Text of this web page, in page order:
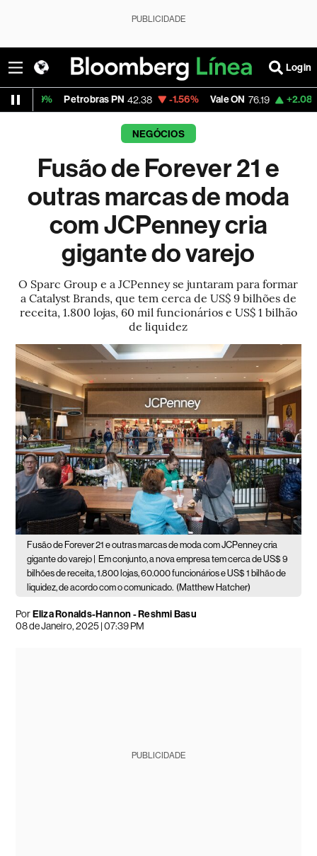
PUBLICIDADE
Login
Petrobras PN 42.38 -1.56% Vale ON 76.19 +2.08% Itaú
NEGÓCIOS
Fusão de Forever 21 e
outras marcas de moda
com JCPenney cria
gigante do varejo
O Sparc Group e a JCPenney se juntaram para formar
a Catalyst Brands, que tem cerca de US$ 9 bilhões de
receita, 1.800 lojas, 60 mil funcionários e US$ 1 bilhão
de liquidez
Fusão de Forever 21 e outras marcas de moda com JCPenney cria
gigante do varejo |
Em conjunto, a nova empresa tem cerca de US$ 9
bilhões de receita, 1.800 lojas, 60.000 funcionários e US$ 1 bilhão de
liquidez, de acordo com o comunicado. (Matthew Hatcher)
PorEliza Ronalds-Hannon - Reshmi Basu
08 de Janeiro, 2025 | 07:39 PM
PUBLICIDADE